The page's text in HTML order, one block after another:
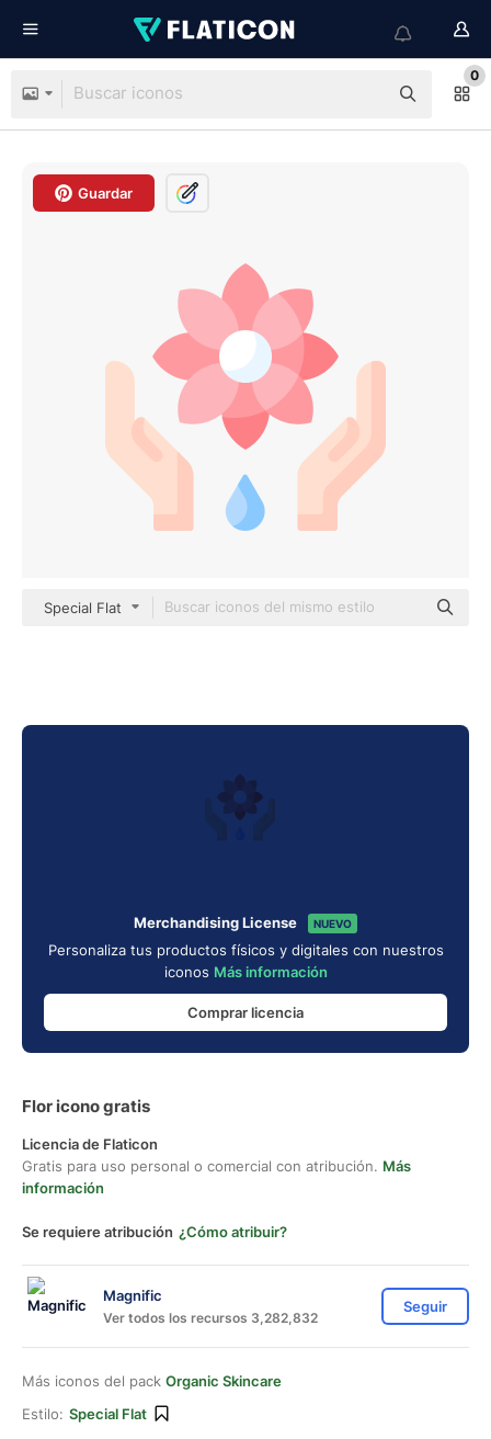
0
Guardar
Special Flat
Merchandising License NUEVO
Personaliza tus productos físicos y digitales con nuestros
iconos Más información
Comprar licencia
Flor icono gratis
Licencia de Flaticon
Gratis para uso personal o comercial con atribución. Más
información
Se requiere atribución ¿Cómo atribuir?
Magnific
Ver todos los recursos 3,282,832
Seguir
Más iconos del pack Organic Skincare
Estilo: Special Flat